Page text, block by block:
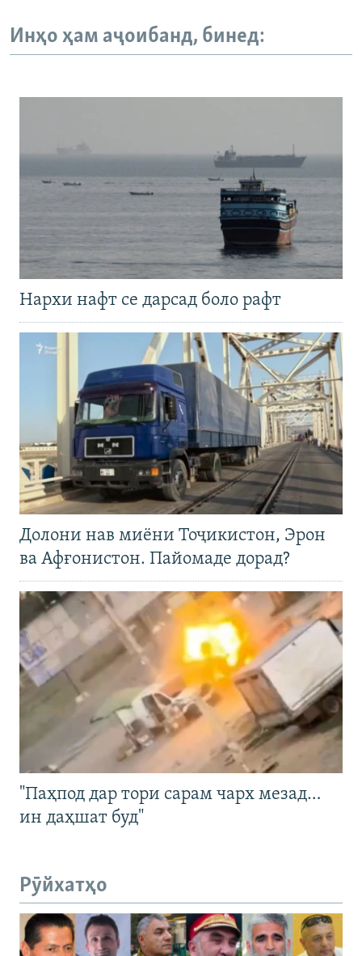
Инҳо ҳам аҷоибанд, бинед:
Нархи нафт се дарсад боло рафт
Долони нав миёни Тоҷикистон, Эрон
ва Афғонистон. Пайомаде дорад?
"Паҳпод дар тори сарам чарх мезад…
ин даҳшат буд"
Рӯйхатҳо